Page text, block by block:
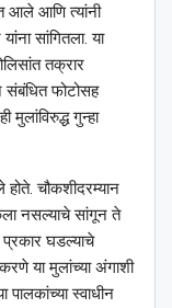
आले आणि त्यांनी
सांगितला. या
तक्रार
संबंधित फोटोसह
मुलांविरुद्ध गुन्हा
होते. चौकशीदरम्यान
नसल्याचे सांगून ते
घडल्याचे
या मुलांच्या अंगाशी
पालकांच्या स्वाधीन